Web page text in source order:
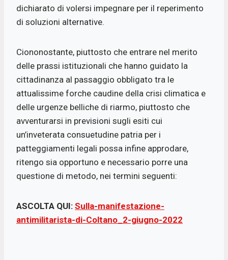
dichiarato di volersi impegnare per il reperimento
di soluzioni alternative.
Ciononostante, piuttosto che entrare nel merito
delle prassi istituzionali che hanno guidato la
cittadinanza al passaggio obbligato tra le
attualissime forche caudine della crisi climatica e
delle urgenze belliche di riarmo, piuttosto che
avventurarsi in previsioni sugli esiti cui
un’inveterata consuetudine patria per i
patteggiamenti legali possa infine approdare,
ritengo sia opportuno e necessario porre una
questione di metodo, nei termini seguenti:
ASCOLTA QUI: Sulla-manifestazione-
antimilitarista-di-Coltano_2-giugno-2022